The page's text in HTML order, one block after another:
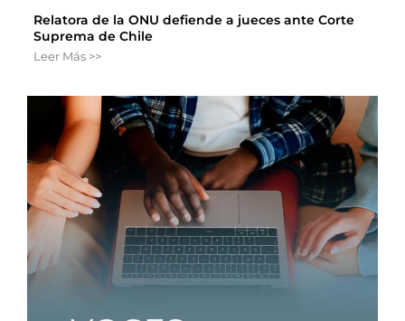
Relatora de la ONU defiende a jueces ante Corte
Suprema de Chile
Leer Más >>